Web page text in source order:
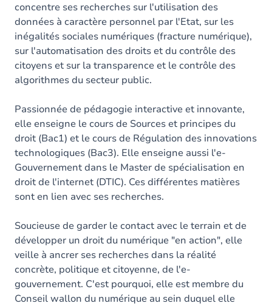
concentre ses recherches sur l'utilisation des
données à caractère personnel par l'Etat, sur les
inégalités sociales numériques (fracture numérique),
sur l'automatisation des droits et du contrôle des
citoyens et sur la transparence et le contrôle des
algorithmes du secteur public.
Passionnée de pédagogie interactive et innovante,
elle enseigne le cours de Sources et principes du
droit (Bac1) et le cours de Régulation des innovations
technologiques (Bac3). Elle enseigne aussi l'e-
Gouvernement dans le Master de spécialisation en
droit de l'internet (DTIC). Ces différentes matières
sont en lien avec ses recherches.
Soucieuse de garder le contact avec le terrain et de
développer un droit du numérique "en action", elle
veille à ancrer ses recherches dans la réalité
concrète, politique et citoyenne, de l'e-
gouvernement. C'est pourquoi, elle est membre du
Conseil wallon du numérique au sein duquel elle